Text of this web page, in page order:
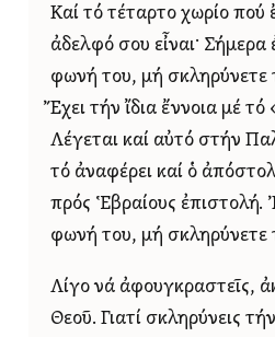
Καί τό τέταρτο χωρίο
ἀδελφό σου εἶναι· Σήμερα
φωνή του, μή σκληρύνετε
Ἔχει τήν ἴδια ἔννοια μέ
Λέγεται καί αὐτό στήν
τό ἀναφέρει καί ὁ
πρός Ἑβραίους ἐπιστολή.
φωνή του, μή σκληρύνετε
Λίγο νά ἀφουγκραστεῖς,
Θεοῦ. Γιατί σκληρύνεις